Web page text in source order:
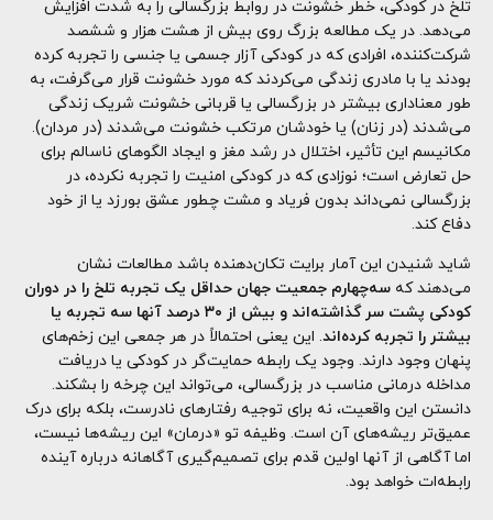
تلخ در کودکی، خطر خشونت در روابط بزرگسالی را به شدت افزایش
می‌دهد. در یک مطالعه بزرگ روی بیش از هشت هزار و ششصد
شرکت‌کننده، افرادی که در کودکی آزار جسمی یا جنسی را تجربه کرده
بودند یا با مادری زندگی می‌کردند که مورد خشونت قرار می‌گرفت، به
طور معناداری بیشتر در بزرگسالی یا قربانی خشونت شریک زندگی
می‌شدند (در زنان) یا خودشان مرتکب خشونت می‌شدند (در مردان).
مکانیسم این تأثیر، اختلال در رشد مغز و ایجاد الگوهای ناسالم برای
حل تعارض است؛ نوزادی که در کودکی امنیت را تجربه نکرده، در
بزرگسالی نمی‌داند بدون فریاد و مشت چطور عشق بورزد یا از خود
دفاع کند.
شاید شنیدن این آمار برایت تکان‌دهنده باشد مطالعات نشان
می‌دهند که سه‌چهارم جمعیت جهان حداقل یک تجربه تلخ را در دوران
کودکی پشت سر گذاشته‌اند و بیش از ۳۰ درصد آنها سه تجربه یا
بیشتر را تجربه کرده‌اند. این یعنی احتمالاً در هر جمعی این زخم‌های
پنهان وجود دارند. وجود یک رابطه حمایت‌گر در کودکی یا دریافت
مداخله درمانی مناسب در بزرگسالی، می‌تواند این چرخه را بشکند.
دانستن این واقعیت، نه برای توجیه رفتارهای نادرست، بلکه برای درک
عمیق‌تر ریشه‌های آن است. وظیفه تو «درمان» این ریشه‌ها نیست،
اما آگاهی از آنها اولین قدم برای تصمیم‌گیری آگاهانه درباره آینده
رابطه‌ات خواهد بود.